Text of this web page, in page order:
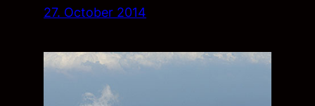
27. October 2014